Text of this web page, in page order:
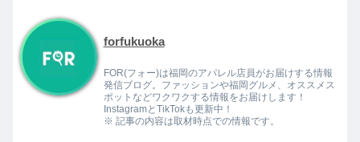
forfukuoka
FOR(フォー)は福岡のアパレル店員がお届けする情報
発信ブログ。ファッションや福岡グルメ、オススメス
ポットなどワクワクする情報をお届けします！
InstagramとTikTokも更新中！
※ 記事の内容は取材時点での情報です。